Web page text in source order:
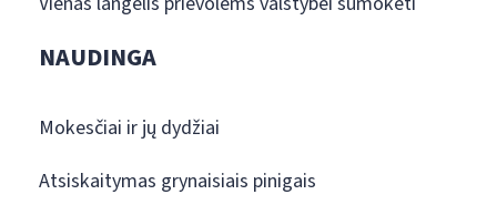
NAUDINGA
Mokesčiai ir jų dydžiai
Atsiskaitymas grynaisiais pinigais